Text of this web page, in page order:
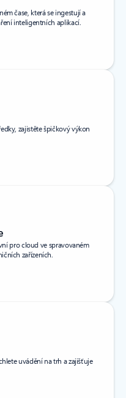
čase, která se ingestují a
inteligentních aplikací.
zajistěte špičkový výkon
pro cloud ve spravovaném
zařízeních.
uvádění na trh a zajišťuje